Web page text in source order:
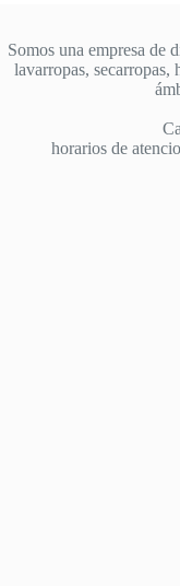
Somos una empresa de
lavarropas, secarropas,
horarios de